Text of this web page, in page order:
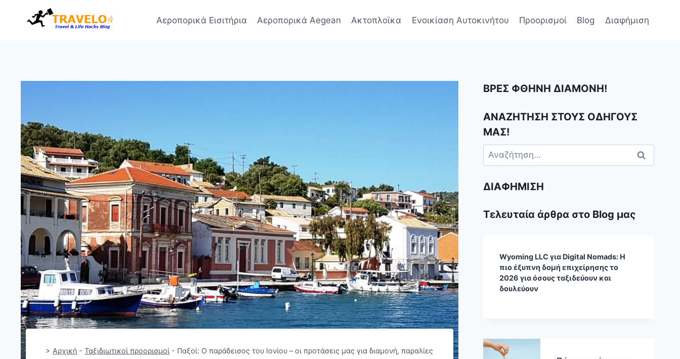
Αεροπορικά Εισιτήρια Αεροπορικά Aegean Ακτοπλοϊκα Ενοικίαση Αυτοκινήτου Προορισμοί Blog Διαφήμιση
> Αρχική -Ταξιδιωτικοί προορισμοί - Παξοί: Ο παράδεισος του Ιονίου – οι προτάσεις μας για διαμονή, παραλίες
ΒΡΕΣ ΦΘΗΝΗ ΔΙΑΜΟΝΗ!
ΑΝΑΖΗΤΗΣΗ ΣΤΟΥΣ ΟΔΗΓΟΥΣ
ΜΑΣ!
Αναζήτηση
για:
ΔΙΑΦΉΜΙΣΗ
Τελευταία άρθρα στο Blog μας
Wyoming LLC για Digital Nomads: Η
πιο έξυπνη δομή επιχείρησης το
2026 για όσους ταξιδεύουν και
δουλεύουν